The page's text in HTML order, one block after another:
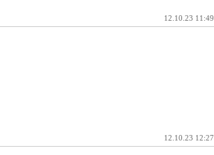
12.10.23 11:49
12.10.23 12:27